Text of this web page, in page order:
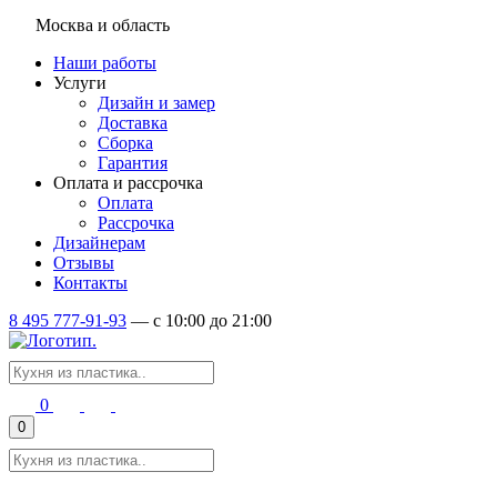
Москва и область
Наши работы
Услуги
Дизайн и замер
Доставка
Сборка
Гарантия
Оплата и рассрочка
Оплата
Рассрочка
Дизайнерам
Отзывы
Контакты
8 495 777-91-93 — c 10:00 до 21:00
0
0